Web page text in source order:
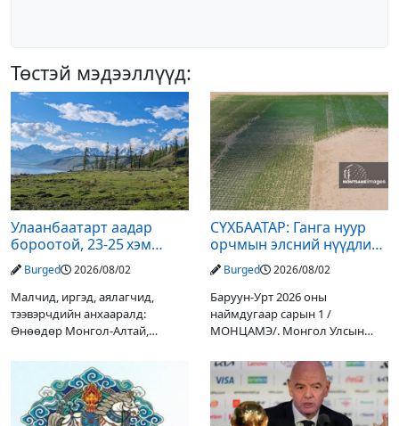
Төстэй мэдээллүүд:
Улаанбаатарт аадар
бороотой, 23-25 хэм
дулаан байна
Burged 2026/08/02
Малчид, иргэд, аялагчид,
тээвэрчдийн анхааралд:
Өнөөдөр Монгол-Алтай,
уулархаг нутгаар бороо, дуу
цахилгаантай аадар бороо
орох тул голуудын усны
түвшин нэмэгдэх, нөөлөг
СҮХБААТАР: Ганга нуур
орчмын элсний нүүдлийг
зогсоох туршилтын ажил
үр дүнгээ өгч эхэлжээ
Burged 2026/08/02
Баруун-Урт 2026 оны
наймдугаар сарын 1 /
МОНЦАМЭ/. Монгол Улсын
Дарьгангын Ганга нуурыг
сэргээн, хамгаалах төслийг
улсын төсвийн хөрөнгө
оруулалтаар хийж буй.